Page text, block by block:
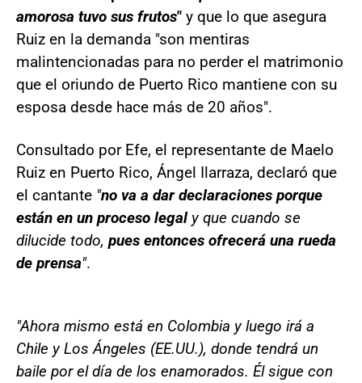
amorosa tuvo sus frutos" y que lo que asegura
Ruiz en la demanda "son mentiras
malintencionadas para no perder el matrimonio
que el oriundo de Puerto Rico mantiene con su
esposa desde hace más de 20 años".
Consultado por Efe, el representante de Maelo
Ruiz en Puerto Rico, Ángel Ilarraza, declaró que
el cantante "no va a dar declaraciones porque
están en un proceso legaly que cuando se
dilucide todo, pues entonces ofrecerá una rueda
de prensa".
"Ahora mismo está en Colombia y luego irá a
Chile y Los Ángeles (EE.UU.), donde tendrá un
baile por el día de los enamorados. Él sigue con